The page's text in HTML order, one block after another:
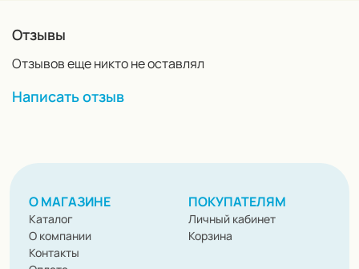
Отзывы
Отзывов еще никто не оставлял
Написать отзыв
О МАГАЗИНЕ
Каталог
О компании
Контакты
ПОКУПАТЕЛЯМ
Личный кабинет
Корзина